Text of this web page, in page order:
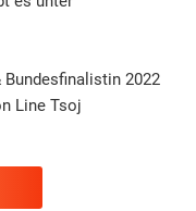
2022
Line Tsoj